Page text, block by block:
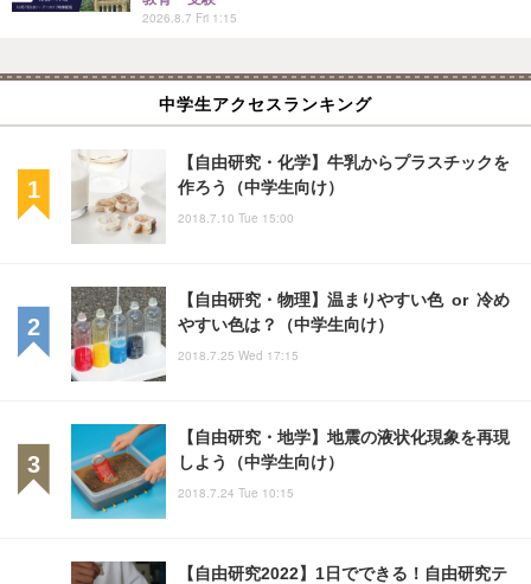
2026.8.7 Fri 1:15
中学生アクセスランキング
【自由研究・化学】牛乳からプラスチックを
作ろう（中学生向け）
2018.7.10 Tue 15:00
【自由研究・物理】温まりやすい色 or 冷め
やすい色は？（中学生向け）
2018.7.25 Wed 17:15
【自由研究・地学】地震の液状化現象を再現
しよう（中学生向け）
2018.7.24 Tue 10:15
【自由研究2022】1日でできる！自由研究テ